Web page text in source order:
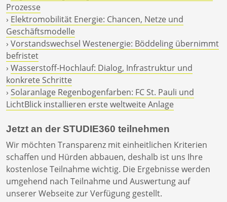
Prozesse
› Elektromobilität Energie: Chancen, Netze und
Geschäftsmodelle
› Vorstandswechsel Westenergie: Böddeling übernimmt
befristet
› Wasserstoff-Hochlauf: Dialog, Infrastruktur und
konkrete Schritte
› Solaranlage Regenbogenfarben: FC St. Pauli und
LichtBlick installieren erste weltweite Anlage
Jetzt an der STUDIE360 teilnehmen
Wir möchten Transparenz mit einheitlichen Kriterien
schaffen und Hürden abbauen, deshalb ist uns Ihre
kostenlose Teilnahme wichtig. Die Ergebnisse werden
umgehend nach Teilnahme und Auswertung auf
unserer Webseite zur Verfügung gestellt.